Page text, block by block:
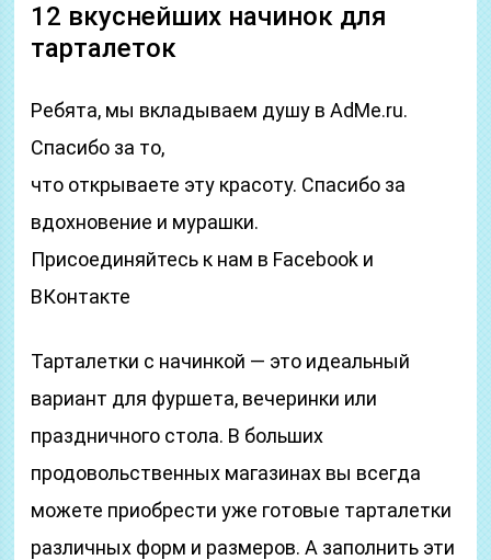
12 вкуснейших начинок для
тарталеток
Ребята, мы вкладываем душу в AdMe.ru.
Cпасибо за то,
что открываете эту красоту. Спасибо за
вдохновение и мурашки.
Присоединяйтесь к нам в Facebook и
ВКонтакте
Тарталетки с начинкой — это идеальный
вариант для фуршета, вечеринки или
праздничного стола. В больших
продовольственных магазинах вы всегда
можете приобрести уже готовые тарталетки
различных форм и размеров. А заполнить эти